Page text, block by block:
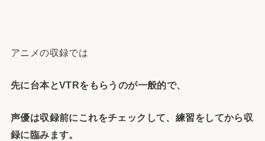
アニメの収録では
先に台本とVTRをもらうのが一般的で、
声優は収録前にこれをチェックして、練習をしてから収
録に臨みます。